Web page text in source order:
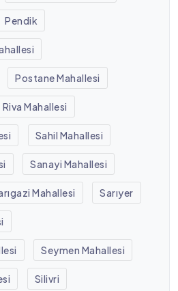
Pendik
Postane Mahallesi
Riva Mahallesi
Sahil Mahallesi
Sanayi Mahallesi
Mahallesi Sarıyer
Seymen Mahallesi
Silivri